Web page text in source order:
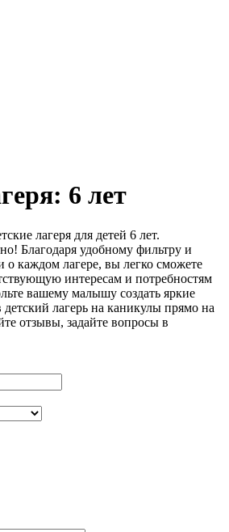
6 лет
лагеря для детей 6 лет.
Благодаря удобному фильтру и
о каждом лагере, вы легко сможете
интересам и потребностям
вашему малышу создать яркие
лагерь на каникулы прямо на
отзывы, задайте вопросы в